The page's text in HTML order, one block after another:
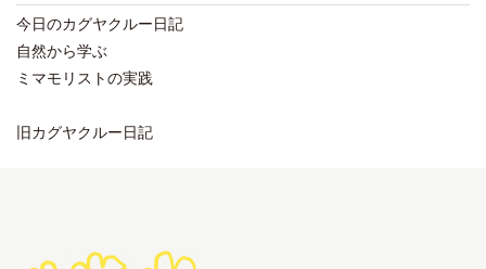
今日のカグヤクルー日記
自然から学ぶ
ミマモリストの実践
旧カグヤクルー日記